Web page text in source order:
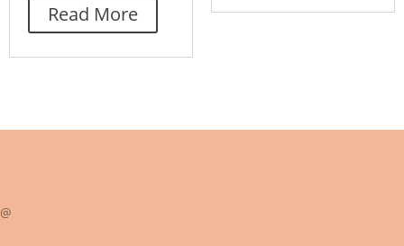
Read More
@